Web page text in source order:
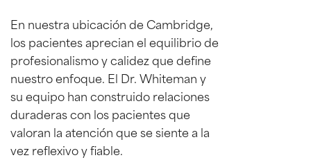
En nuestra ubicación de Cambridge,
los pacientes aprecian el equilibrio de
profesionalismo y calidez que define
nuestro enfoque. El Dr. Whiteman y
su equipo han construido relaciones
duraderas con los pacientes que
valoran la atención que se siente a la
vez reflexivo y fiable.